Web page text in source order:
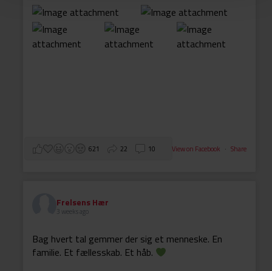
View on Facebook · Share
621 22 10
Frelsens Hær
3 weeks ago
Bag hvert tal gemmer der sig et menneske. En
familie. Et fællesskab. Et håb.